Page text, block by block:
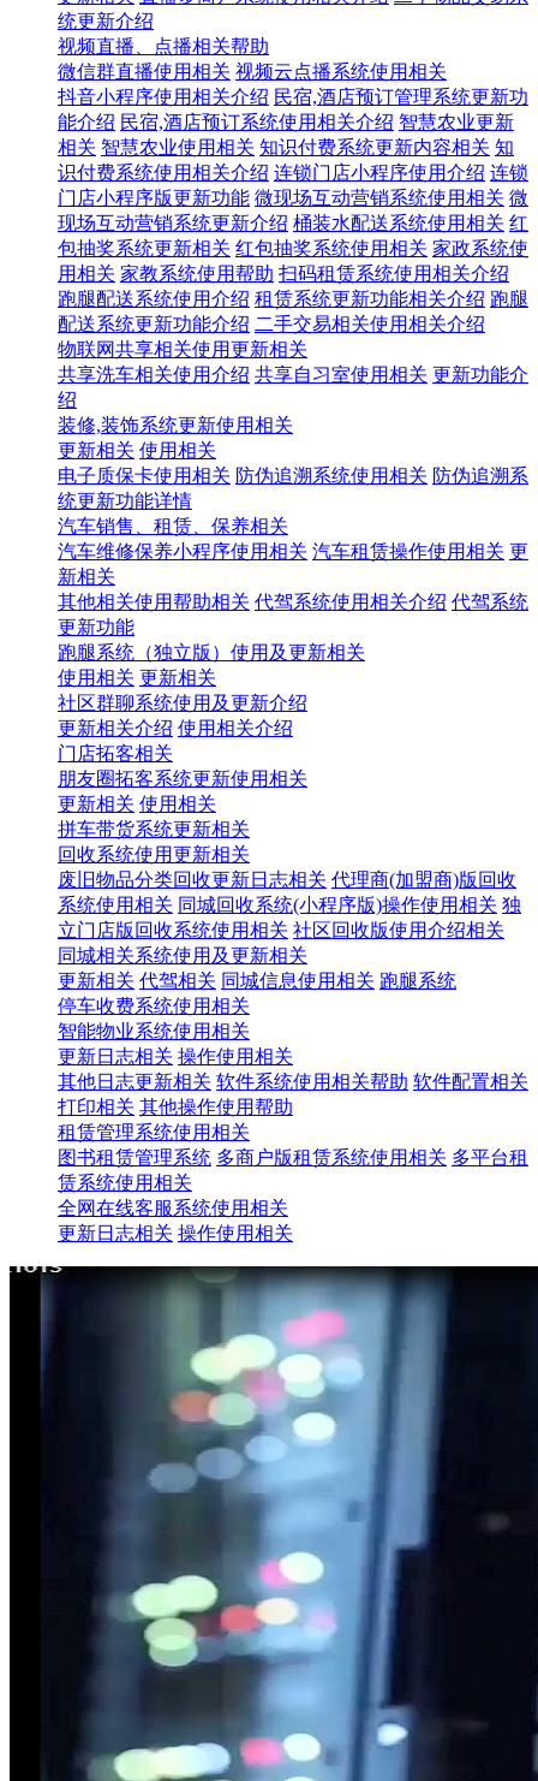
统更新介绍
视频直播、点播相关帮助
微信群直播使用相关 视频云点播系统使用相关
抖音小程序使用相关介绍 民宿,酒店预订管理系统更新功
能介绍 民宿,酒店预订系统使用相关介绍 智慧农业更新
相关 智慧农业使用相关 知识付费系统更新内容相关 知
识付费系统使用相关介绍 连锁门店小程序使用介绍 连锁
门店小程序版更新功能 微现场互动营销系统使用相关 微
现场互动营销系统更新介绍 桶装水配送系统使用相关 红
包抽奖系统更新相关 红包抽奖系统使用相关 家政系统使
用相关 家教系统使用帮助 扫码租赁系统使用相关介绍
跑腿配送系统使用介绍 租赁系统更新功能相关介绍 跑腿
配送系统更新功能介绍 二手交易相关使用相关介绍
物联网共享相关使用更新相关
共享洗车相关使用介绍 共享自习室使用相关 更新功能介
绍
装修,装饰系统更新使用相关
更新相关 使用相关
电子质保卡使用相关 防伪追溯系统使用相关 防伪追溯系
统更新功能详情
汽车销售、租赁、保养相关
汽车维修保养小程序使用相关 汽车租赁操作使用相关 更
新相关
其他相关使用帮助相关 代驾系统使用相关介绍 代驾系统
更新功能
跑腿系统（独立版）使用及更新相关
使用相关 更新相关
社区群聊系统使用及更新介绍
更新相关介绍 使用相关介绍
门店拓客相关
朋友圈拓客系统更新使用相关
更新相关 使用相关
拼车带货系统更新相关
回收系统使用更新相关
废旧物品分类回收更新日志相关 代理商(加盟商)版回收
系统使用相关 同城回收系统(小程序版)操作使用相关 独
立门店版回收系统使用相关 社区回收版使用介绍相关
同城相关系统使用及更新相关
更新相关 代驾相关 同城信息使用相关 跑腿系统
停车收费系统使用相关
智能物业系统使用相关
更新日志相关 操作使用相关
其他日志更新相关 软件系统使用相关帮助 软件配置相关
打印相关 其他操作使用帮助
租赁管理系统使用相关
图书租赁管理系统 多商户版租赁系统使用相关 多平台租
赁系统使用相关
全网在线客服系统使用相关
更新日志相关 操作使用相关